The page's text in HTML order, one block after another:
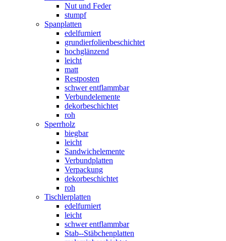
Nut und Feder
stumpf
Spanplatten
edelfurniert
grundierfolienbeschichtet
hochglänzend
leicht
matt
Restposten
schwer entflammbar
Verbundelemente
dekorbeschichtet
roh
Sperrholz
biegbar
leicht
Sandwichelemente
Verbundplatten
Verpackung
dekorbeschichtet
roh
Tischlerplatten
edelfurniert
leicht
schwer entflammbar
Stab--Stäbchenplatten